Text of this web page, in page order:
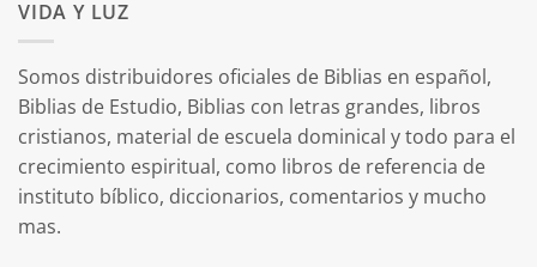
VIDA Y LUZ
Somos distribuidores oficiales de Biblias en español,
Biblias de Estudio, Biblias con letras grandes, libros
cristianos, material de escuela dominical y todo para el
crecimiento espiritual, como libros de referencia de
instituto bíblico, diccionarios, comentarios y mucho
mas.